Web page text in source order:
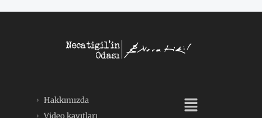
Hakkımızda
Video kayıtları
Menü